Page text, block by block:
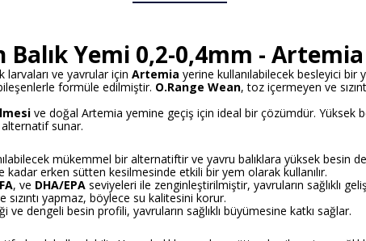
Balık Yemi 0,2-0,4mm -
larvaları ve yavrular için Artemia yerine kullanılabilecek besleyici
formüle edilmiştir. O.Range Wean, toz içermeyen ve
ve doğal Artemia yemine geçiş için ideal bir çözümdür. Yüksek
sunar.
mükemmel bir alternatiftir ve yavru balıklara yüksek besin
kadar erken sütten kesilmesinde etkili bir yem olarak kullanılır.
, ve DHA/EPA seviyeleri ile zenginleştirilmiştir, yavruların sağlıklı
sızıntı yapmaz, böylece su kalitesini korur.
ve dengeli besin profili, yavruların sağlıklı büyümesine katkı sağlar.